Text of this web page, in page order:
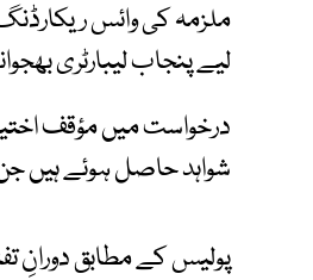
ملزمہ کی وائس
لیے پنجاب لیبارٹری
درخواست میں مؤقف
شواہد حاصل ہوئے ہیں
پولیس کے مطابق دورانِ